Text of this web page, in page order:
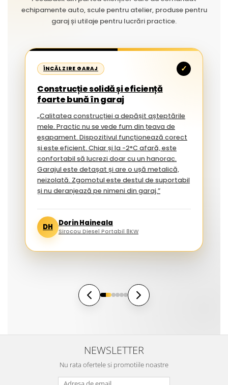
echipamente auto, scule pentru atelier, produse pentru
garaj și utilaje pentru lucrări practice.
ÎNCĂLZIRE GARAJ ✓
Construcție solidă și eficiență
foarte bună în garaj
„Calitatea construcției a depășit așteptările
mele. Practic nu se vede fum din țeava de
eșapament. Dispozitivul funcționează corect
și este eficient. Chiar și la -2°C afară, este
confortabil să lucrezi doar cu un hanorac.
Garajul este detașat și are o ușă metalică,
neizolată. Zgomotul este destul de suportabil
și nu deranjează pe nimeni din garaj.”
DH Dorin Haineala
Sirocou Diesel Portabil 8KW
NEWSLETTER
Nu rata ofertele si promotiile noastre